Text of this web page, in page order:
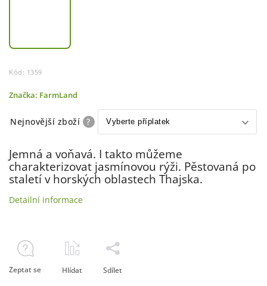
Kód: 1359
Značka: FarmLand
Nejnovější zboží ?
Jemná a voňavá. I takto můžeme
charakterizovat jasmínovou rýži. Pěstovaná po
staletí v horských oblastech Thajska.
Detailní informace
Zeptat se Hlídat Sdílet